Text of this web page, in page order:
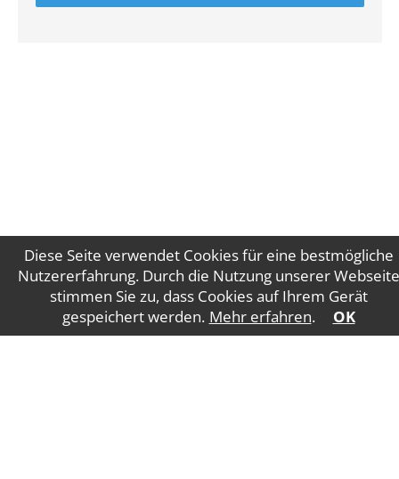
Diese Seite verwendet Cookies für eine bestmögliche
Nutzererfahrung. Durch die Nutzung unserer Webseite
stimmen Sie zu, dass Cookies auf Ihrem Gerät
gespeichert werden. Mehr erfahren. OK
Impressum Datenschutz